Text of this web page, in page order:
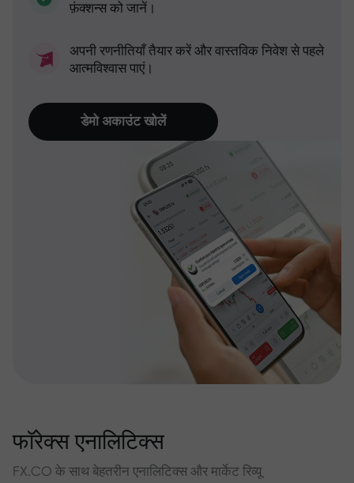
फ़ंक्शन्स को जानें।
अपनी रणनीतियाँ तैयार करें और वास्तविक निवेश से पहले
आत्मविश्वास पाएं।
डेमो अकाउंट खोलें
फॉरेक्स एनालिटिक्स
FX.CO के साथ बेहतरीन एनालिटिक्स और मार्केट रिव्यू